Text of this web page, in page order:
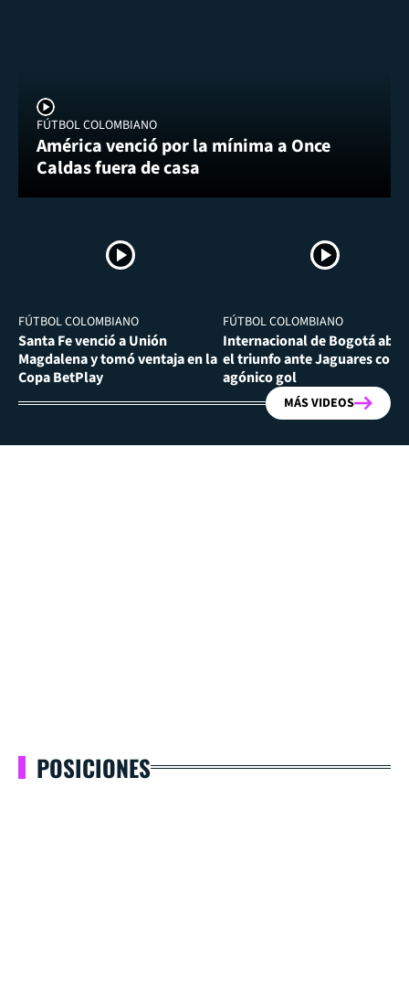
FÚTBOL COLOMBIANO
América venció por la mínima a Once
Caldas fuera de casa
FÚTBOL COLOMBIANO
Santa Fe venció a Unión
Magdalena y tomó ventaja en la
Copa BetPlay
FÚTBOL COLOMBIANO
Internacional de Bogotá
el triunfo ante Jaguares con
agónico gol
MÁS VIDEOS
POSICIONES